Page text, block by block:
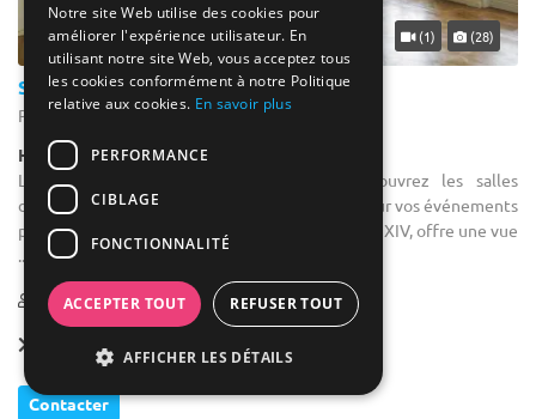
(1) (28)
Shangri - La Paris
Paris 16 - Paris (75)
Hôtel / Hôtel 5***** Palace
Location salle pour une conférence : Découvrez les salles
d'exception disponibles à la location, idéales pour vos événements
prestigieux. Le Grand Salon, aux influences Louis XIV, offre une vue
...
1-750 202 max
Forfait dès
Contacter
Notre site Web utilise des cookies pour
améliorer l'expérience utilisateur. En
utilisant notre site Web, vous acceptez tous
les cookies conformément à notre Politique
relative aux cookies. En savoir plus
PERFORMANCE
CIBLAGE
FONCTIONNALITÉ
ACCEPTER TOUT REFUSER TOUT
AFFICHER LES DÉTAILS